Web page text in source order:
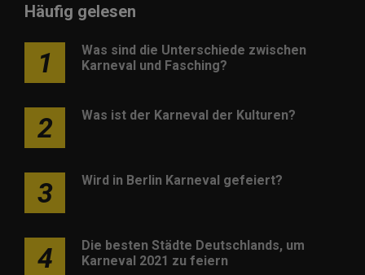
Häufig gelesen
1
Was sind die Unterschiede zwischen
Karneval und Fasching?
2 Was ist der Karneval der Kulturen?
3 Wird in Berlin Karneval gefeiert?
4
Die besten Städte Deutschlands, um
Karneval 2021 zu feiern